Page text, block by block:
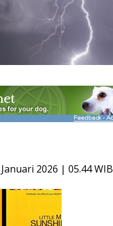
2026 | 05.44 WIB